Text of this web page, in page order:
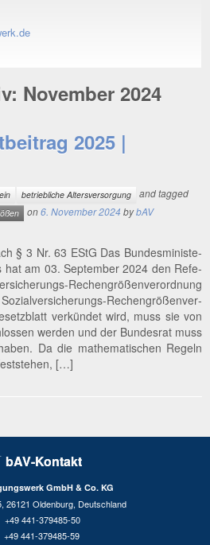
November 2024
2025 |
betriebliche Altersversorgung and tagged
on6. November 2024 bybAV
§ 3 Nr. 63 EStG Das Bun­des­mi­nis­te­
hat am 03. Sep­tem­ber 2024 den Re­fe­
Rechen­­grö­­ßen­­ver­­or­d­­nung
Rechen­­grö­­ßen­­ver­­
ver­kün­det wird, muss sie von
wer­den und der Bun­des­rat muss
Da die mathe­ma­ti­schen Regeln
[…]
bAV-Kontakt
GmbH & Co. KG
26121 Oldenburg, Deutschland
441-379485-50
441-379485-59